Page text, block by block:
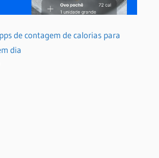
de contagem de calorias para
dia